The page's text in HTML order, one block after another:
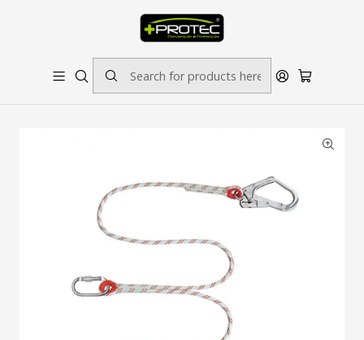
SOLICITE ORÇAMENTO PARA ESTAMPADOS/BORDADOS // SINALÉTICA:
OUTRAS DIMENSÕES SOB CONSULTA
Home Proteção Antiquedas Linga em Y de 1.5 MT